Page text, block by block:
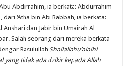
Abdirrahim, ia berkata: Abdurrahim
‘Atha bin Abi Rabbah, ia berkata:
Anshari dan Jabir bin Umairah Al
Salah seorang dari mereka berkata
Rasulullah Shallallahu’alaihi
yang tidak ada dzikir kepada Allah